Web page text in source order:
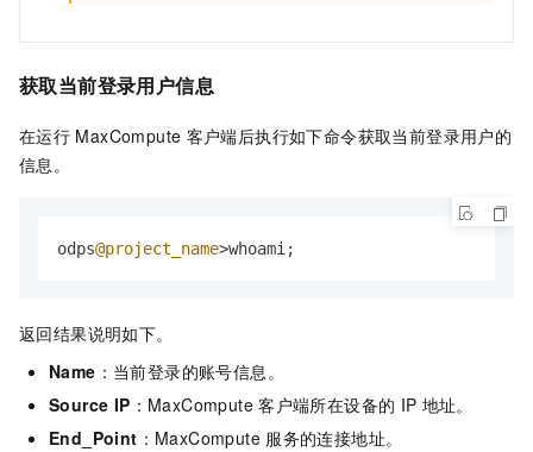
获取当前登录用户信息
在运行 MaxCompute 客户端后执行如下命令获取当前登录用户的
信息。
odps@project_name>whoami;
返回结果说明如下。
Name ：当前登录的账号信息。
Source IP ：MaxCompute 客户端所在设备的 IP 地址。
End_Point ：MaxCompute 服务的连接地址。